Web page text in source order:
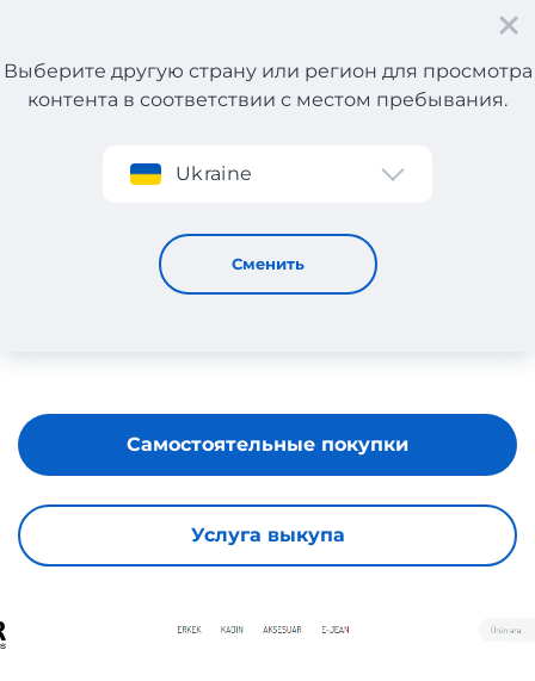
Регистрация
Выберите другую страну или регион для просмотра
контента в соответствии с местом пребывания.
Ukraine
Сменить
TWISTER JEANS
Услуга выкупа
Самостоятельные покупки